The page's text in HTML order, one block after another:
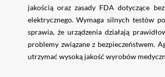
jakością oraz zasady FDA dotyczące
elektrycznego. Wymaga silnych testów
sprawia, że ​​urządzenia działają
problemy związane z bezpieczeństwem.
utrzymać wysoką jakość wyrobów